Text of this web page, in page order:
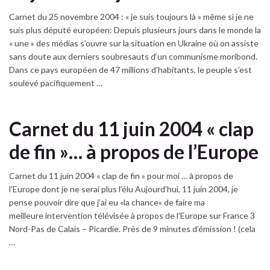
Carnet du 25 novembre 2004 : « je suis toujours là » même si je ne
suis plus député européen: Depuis plusieurs jours dans le monde la
« une » des médias s’ouvre sur la situation en Ukraine où on assiste
sans doute aux derniers soubresauts d‘un communisme moribond.
Dans ce pays européen de 47 millions d’habitants, le peuple s’est
soulevé pacifiquement …
Carnet du 11 juin 2004 « clap
de fin »… à propos de l’Europe
Carnet du 11 juin 2004 « clap de fin » pour moi … à propos de
l’Europe dont je ne serai plus l’élu Aujourd’hui, 11 juin 2004, je
pense pouvoir dire que j’ai eu «la chance» de faire ma
meilleure intervention télévisée à propos de l’Europe sur France 3
Nord-Pas de Calais – Picardie. Près de 9 minutes d’émission ! (cela
…